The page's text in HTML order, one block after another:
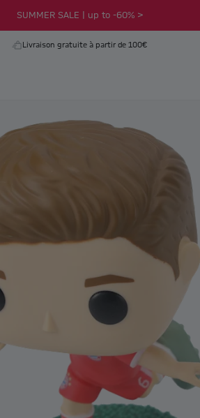
SUMMER SALE | up to -60% >
Livraison gratuite à partir de 100€